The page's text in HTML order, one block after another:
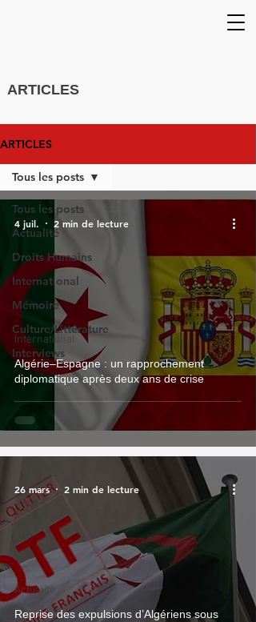
ARTICLES
ARTICLES
Tous les posts
Actualité
Droits Humains
International
Mémoire
Culture/Littérature
Interviews
Tous les posts
Algérie–Espagne : un rapprochement
diplomatique après deux ans de crise
International
4 juil. 2 min de lecture
Reprise des expulsions d’Algériens sous
Actualité
26 mars 2 min de lecture